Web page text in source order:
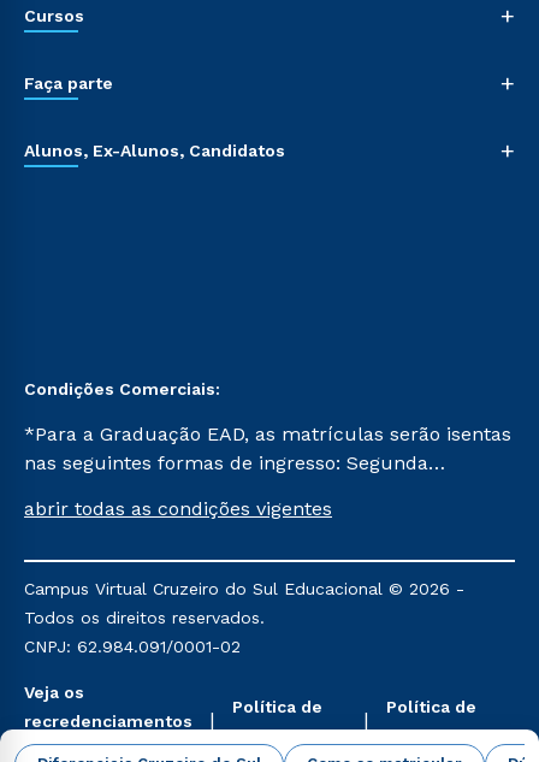
Cursos +
Faça parte +
Alunos, Ex-Alunos, Candidatos +
Condições Comerciais:
*Para a Graduação EAD, as matrículas serão isentas
nas seguintes formas de ingresso: Segunda
Já para as demais, a taxa de matrícula será de R$
mencionadas são referentes aos cursos: Ensino
Religioso, Geografia para a Docência e Metodologia
do Ensino de História: Questões Atuais.
abrir todas as condições vigentes
Campus Virtual Cruzeiro do Sul Educacional © 2026 -
Todos os direitos reservados.
CNPJ: 62.984.091/0001-02
Veja os
recredenciamentos
aqui
Política de
Privacidade
Política de
Cookies